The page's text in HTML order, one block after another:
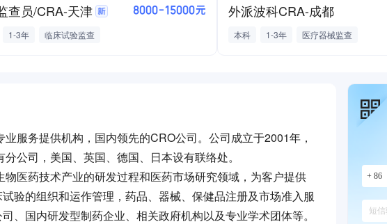
查员/CRA-天津 8000-15000元
1-3年 临床试验监查
外派波科CRA-成都
本科 1-3年 医疗器械监查
务提供机构，国内领先的CRO公司。公司成立于2001年，
公司，美国、英国、德国、日本设有联络处。
药技术产业的研发过程和医药市场研究领域，为客户提供
验的组织和运作管理，药品、器械、保健品注册及市场准入服
、国内研发型制药企业、相关政府机构以及专业学术团体等。
+ 86